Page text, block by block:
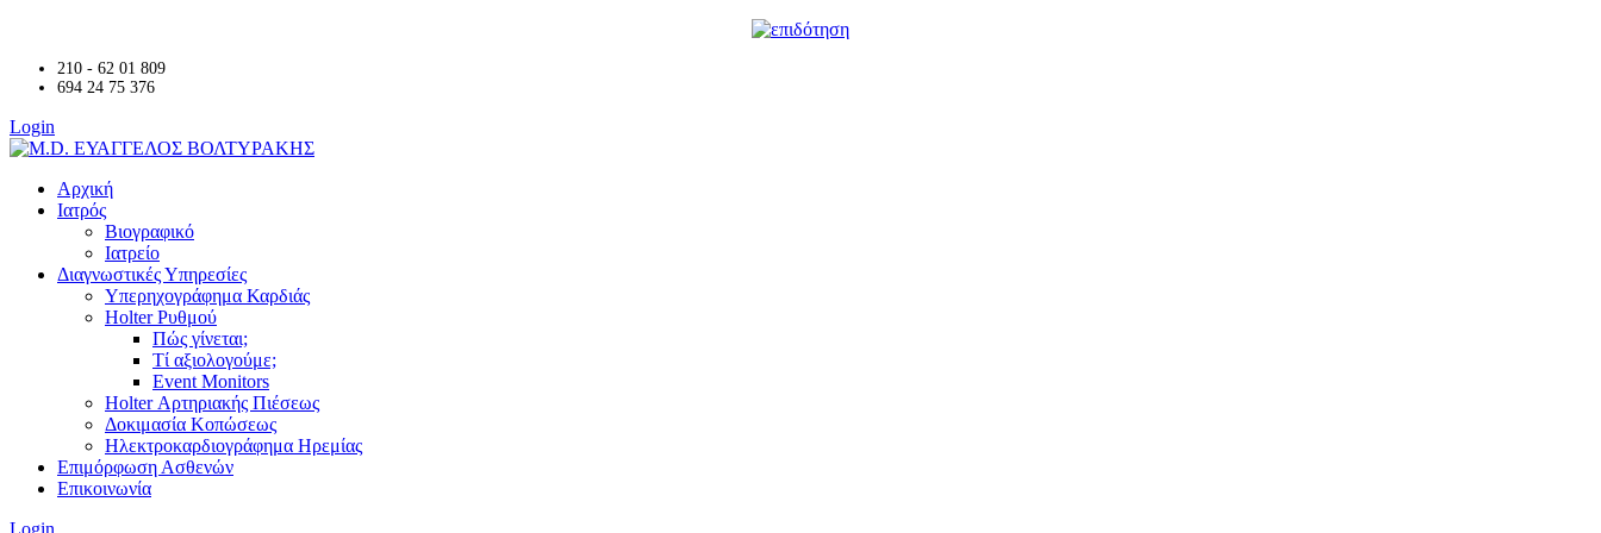
210 - 62 01 809
694 24 75 376
Login
Αρχική
Ιατρός
Βιογραφικό
Ιατρείο
Διαγνωστικές Υπηρεσίες
Υπερηχογράφημα Καρδιάς
Holter Ρυθμού
Πώς γίνεται;
Τί αξιολογούμε;
Event Monitors
Holter Αρτηριακής Πιέσεως
Δοκιμασία Κοπώσεως
Ηλεκτροκαρδιογράφημα Ηρεμίας
Επιμόρφωση Ασθενών
Επικοινωνία
Login